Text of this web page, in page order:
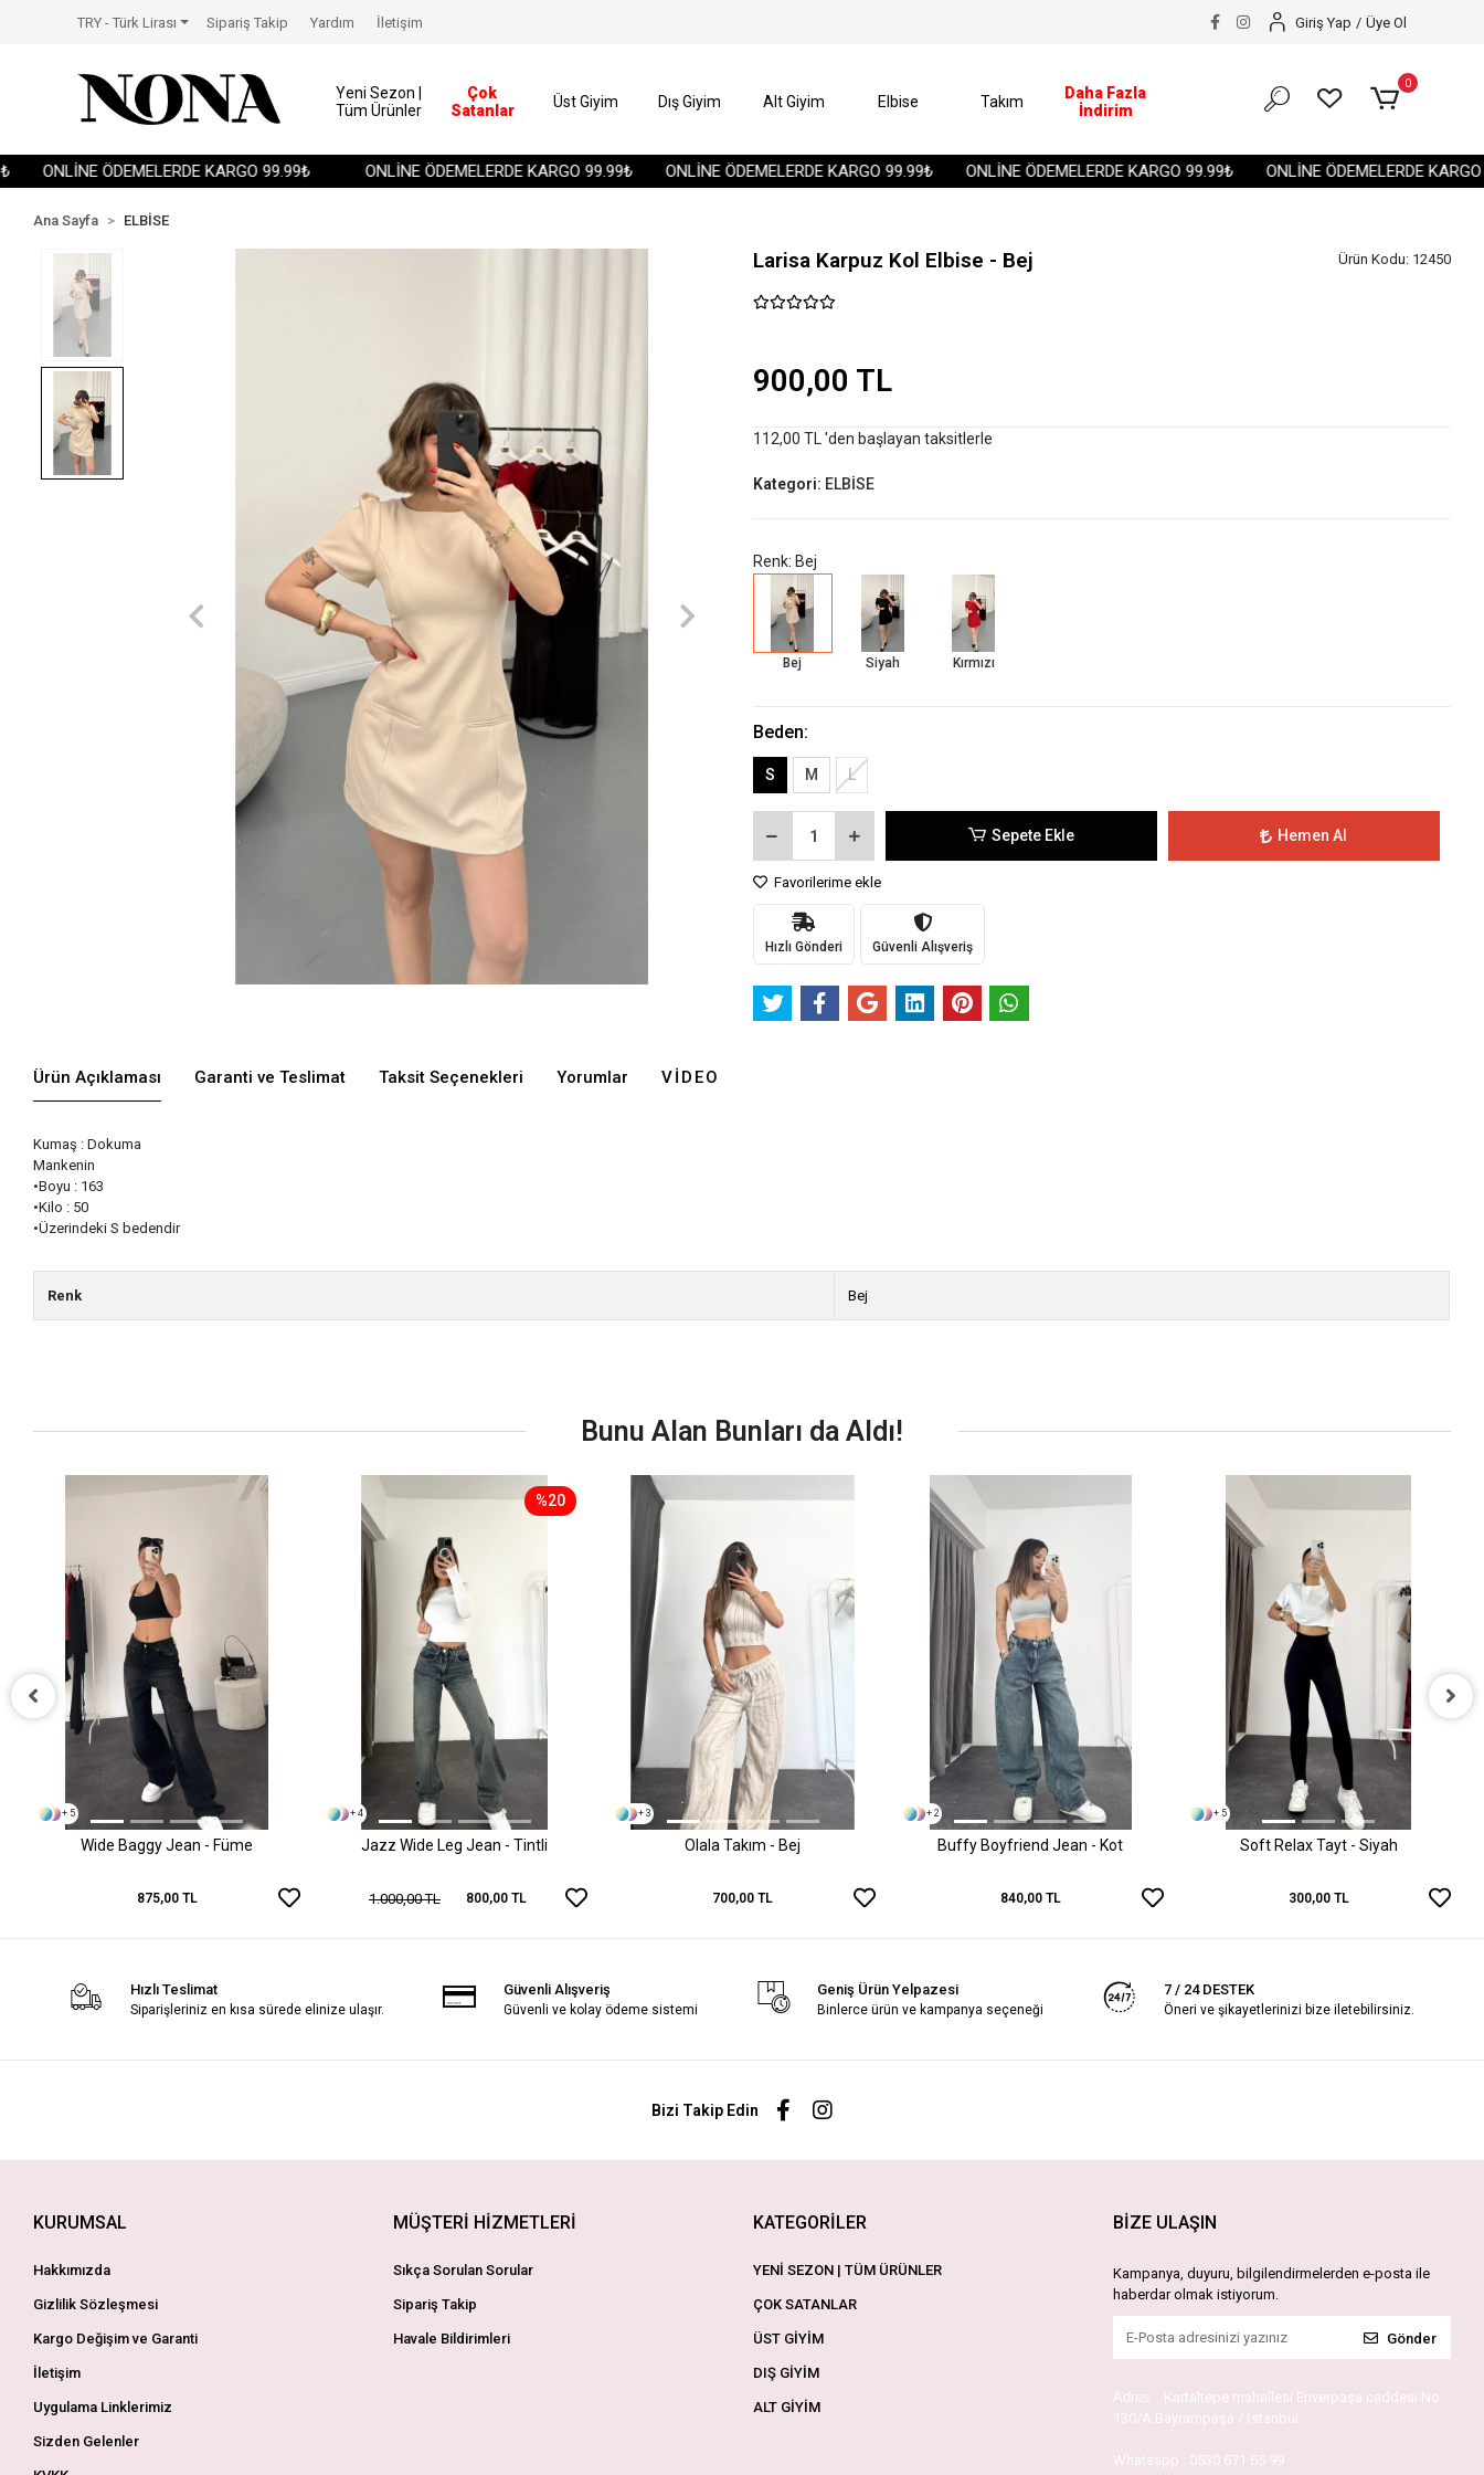
ONLİNE ÖDEMELERDE KARGO 99.99₺ ONLİNE ÖDEMELERDE KARGO 99.99₺ ONLİNE ÖDEMELERDE KARGO 99.99₺ ONLİNE ÖDEMELERDE KARGO 99.99₺ ONLİNE ÖDEMELERDE KARGO
TRY - Türk Lirası Sipariş Takip Yardım İletişim Giriş Yap / Üye Ol
Yeni Sezon |
Tüm Ürünler
Çok
Satanlar
Üst Giyim Dış Giyim Alt Giyim Elbise Takım
Daha Fazla
İndirim
0
Ana Sayfa ELBİSE
Larisa Karpuz Kol Elbise - Bej Ürün Kodu: 12450
900,00 TL
112,00 TL 'den başlayan taksitlerle
Kategori: ELBİSE
Renk: Bej
Bej Siyah Kırmızı
Beden:
S M L
Sepete Ekle Hemen Al
Favorilerime ekle
Hızlı Gönderi Güvenli Alışveriş
Ürün Açıklaması Garanti ve Teslimat Taksit Seçenekleri Yorumlar VIDEO
Kumaş : Dokuma
Mankenin
•Boyu : 163
•Kilo : 50
•Üzerindeki S bedendir
Renk Bej
Bunu Alan Bunları da Aldı!
+ 5
Wide Baggy Jean - Füme
875,00 TL
%20
+ 4
Jazz Wide Leg Jean - Tintli
1.000,00 TL 800,00 TL
+ 3
Olala Takım - Bej
700,00 TL
+ 2
Buffy Boyfriend Jean - Kot
840,00 TL
+ 5
Soft Relax Tayt - Siyah
300,00 TL
Hızlı Teslimat
Siparişleriniz en kısa sürede elinize ulaşır.
Güvenli Alışveriş
Güvenli ve kolay ödeme sistemi
Geniş Ürün Yelpazesi
Binlerce ürün ve kampanya seçeneği
7 / 24 DESTEK
Öneri ve şikayetlerinizi bize iletebilirsiniz.
Bizi Takip Edin
KURUMSAL
Hakkımızda
Gizlilik Sözleşmesi
Kargo Değişim ve Garanti
İletişim
Uygulama Linklerimiz
Sizden Gelenler
MÜŞTERİ HİZMETLERİ
Sıkça Sorulan Sorular
Sipariş Takip
Havale Bildirimleri
KATEGORİLER
YENİ SEZON | TÜM ÜRÜNLER
ÇOK SATANLAR
ÜST GİYİM
DIŞ GİYİM
ALT GİYİM
BİZE ULAŞIN
Kampanya, duyuru, bilgilendirmelerden e-posta ile
haberdar olmak istiyorum.
Gönder
Adres : Kartaltepe mahallesi Enverpaşa caddesi No
130/A Bayrampaşa / İstanbul
Whatsapp : 0530 671 65 99